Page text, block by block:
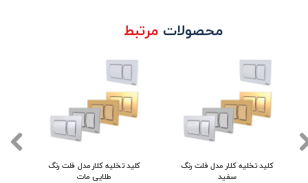
کلید تخلیه کلار مدل فلت رنگ
طلایی مات
کلید تخلیه کلار مدل فلت رنگ
سفید
محصولات مرتبط